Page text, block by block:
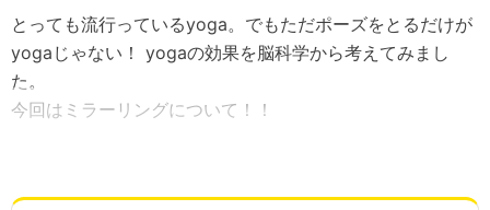
とっても流行っているyoga。でもただポーズをとるだけが
yogaじゃない！ yogaの効果を脳科学から考えてみまし
た。
今回はミラーリングについて！！